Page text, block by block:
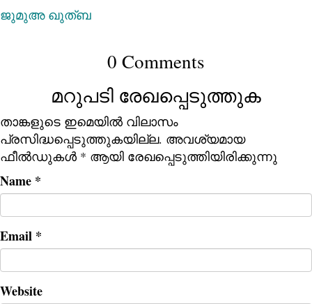
ജുമുഅ ഖുത്ബ
0 Comments
മറുപടി രേഖപ്പെടുത്തുക
താങ്കളുടെ ഇമെയില്‍ വിലാസം
പ്രസിദ്ധപ്പെടുത്തുകയില്ല. അവശ്യമായ
ഫീല്‍ഡുകള്‍ * ആയി രേഖപ്പെടുത്തിയിരിക്കുന്നു
Name *
Email *
Website